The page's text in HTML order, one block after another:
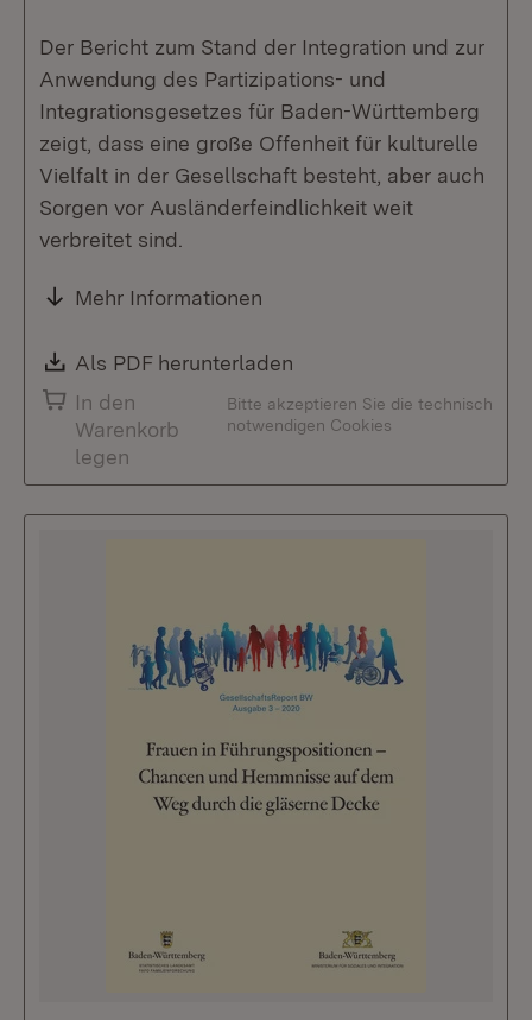
Der Bericht zum Stand der Integration und zur
Anwendung des Partizipations- und
Integrationsgesetzes für Baden-Württemberg
zeigt, dass eine große Offenheit für kulturelle
Vielfalt in der Gesellschaft besteht, aber auch
Sorgen vor Ausländerfeindlichkeit weit
verbreitet sind.
Mehr Informationen
Download:
Als PDF herunterladen
In den
Warenkorb
legen
Bitte akzeptieren Sie die technisch
notwendigen Cookies